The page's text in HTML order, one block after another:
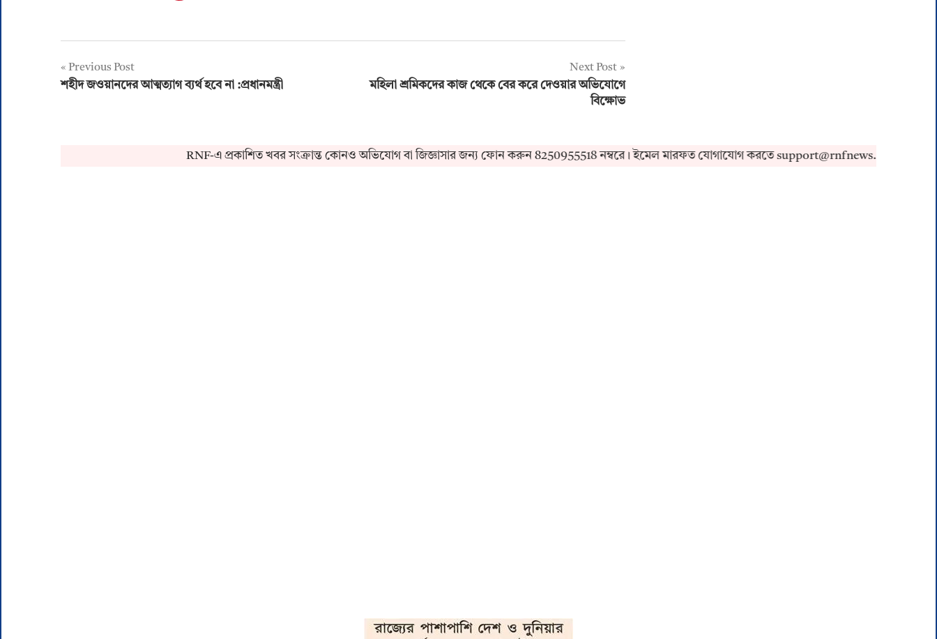
Post
Previous Post
শহীদ জওয়ানদের আত্মত্যাগ ব্যর্থ হবে না :প্রধানমন্ত্রী
Next Post
মহিলা শ্রমিকদের কাজ থেকে বের করে দেওয়ার অভিযোগে
বিক্ষোভ
RNF-এ প্রকাশিত খবর সংক্রান্ত কোনও অভিযোগ বা জিজ্ঞাসার জন্য ফোন করুন 8250955518 নম্বরে। ইমেল মারফত যোগাযোগ করতে support@rnfnews.in-এ মেইল করুন।